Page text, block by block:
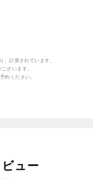
計算されています。
ざいます。
約ください。
ュー